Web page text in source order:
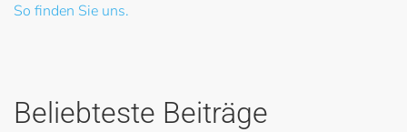
So finden Sie uns.
Beliebteste Beiträge